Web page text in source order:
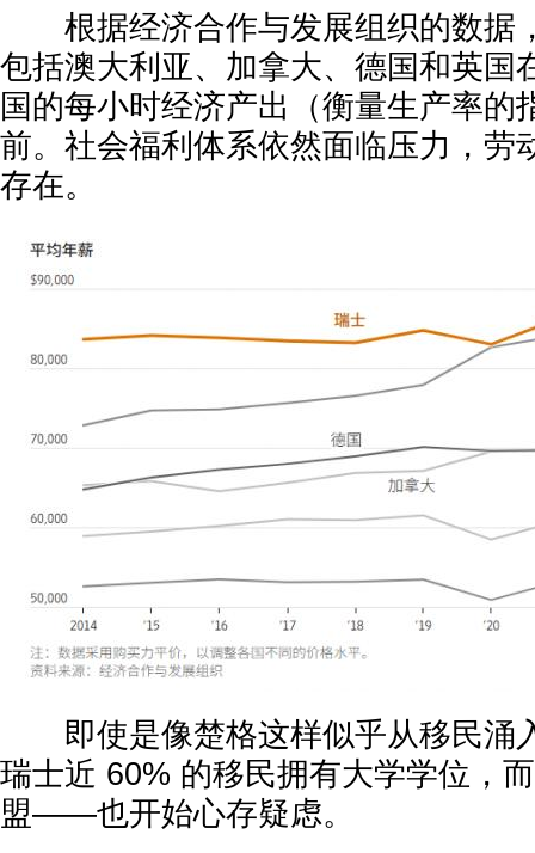
根据经济合作与发展组织的数据
包括澳大利亚、加拿大、德国和英国
国的每小时经济产出（衡量生产率的
前。社会福利体系依然面临压力，劳
存在。
即使是像楚格这样似乎从移民涌
瑞士近 60% 的移民拥有大学学位，
盟——也开始心存疑虑。